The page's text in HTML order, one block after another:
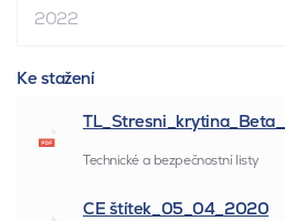
2022
Ke stažení
TL_Stresni_krytina_Beta__
Technické a bezpečnostní listy
CE štítek_05_04_2020